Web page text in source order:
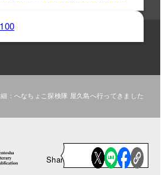
：へなちょこ探検隊 屋久島へ行ってきました
Share